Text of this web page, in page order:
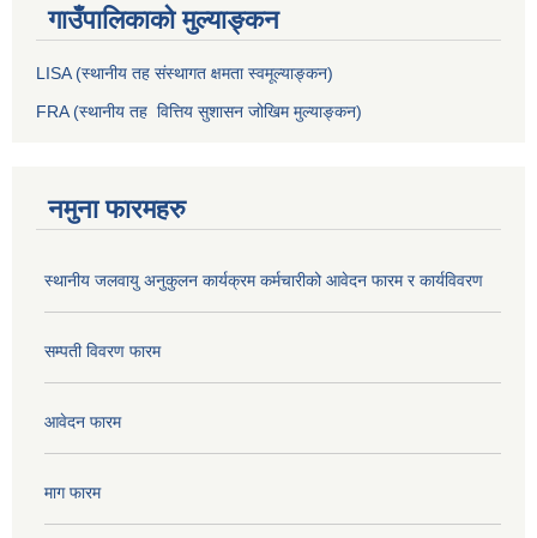
गाउँपालिकाको मुल्याङ्कन
LISA (स्थानीय तह संस्थागत क्षमता स्वमूल्याङ्कन)
FRA (स्थानीय तह वित्तिय सुशासन जोखिम मुल्याङ्कन)
नमुना फारमहरु
स्थानीय जलवायु अनुकुलन कार्यक्रम कर्मचारीको आवेदन फारम र कार्यविवरण
सम्पती विवरण फारम
आवेदन फारम
माग फारम